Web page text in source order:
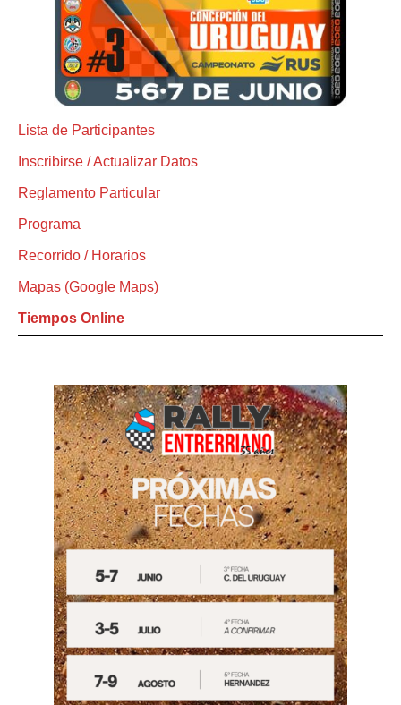
Lista de Participantes
Inscribirse / Actualizar Datos
Reglamento Particular
Programa
Recorrido / Horarios
Mapas (Google Maps)
Tiempos Online